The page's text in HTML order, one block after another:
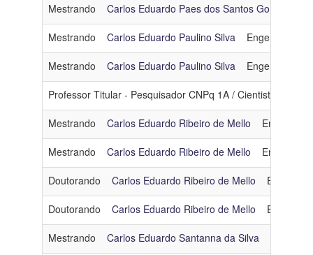
Mestrando Carlos Eduardo Paes dos Santos Gomes
Mestrando Carlos Eduardo Paulino Silva Engenharia
Mestrando Carlos Eduardo Paulino Silva Engenharia
Professor Titular - Pesquisador CNPq 1A / Cientista do
Mestrando Carlos Eduardo Ribeiro de Mello
Mestrando Carlos Eduardo Ribeiro de Mello
Doutorando Carlos Eduardo Ribeiro de Mello
Doutorando Carlos Eduardo Ribeiro de Mello
Mestrando Carlos Eduardo Santanna da Silva